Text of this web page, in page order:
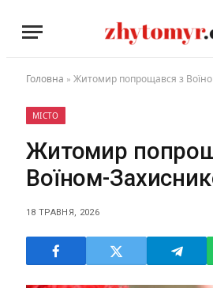
Головна » Житомир попрощався з
МІСТО
Житомир
Воїном-
18 ТРАВНЯ, 2026